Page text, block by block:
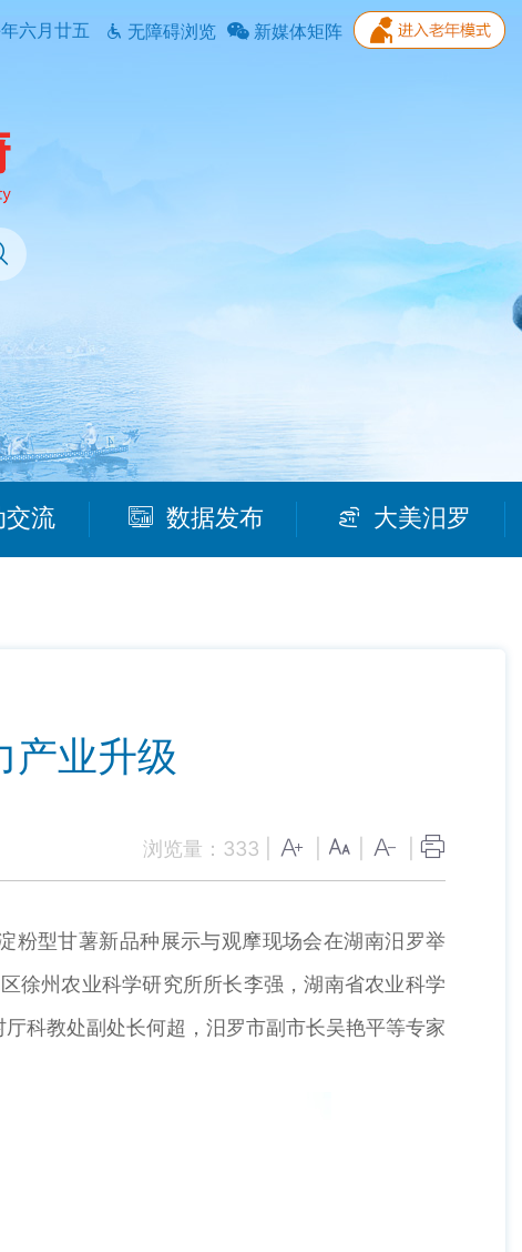
六月廿五 无障碍浏览 新媒体矩阵
交流 数据发布 大美汨罗
产业升级
浏览量： 333
型甘薯新品种展示与观摩现场会在湖南汨罗举
徐州农业科学研究所所长李强，湖南省农业科学
科教处副处长何超，汨罗市副市长吴艳平等专家